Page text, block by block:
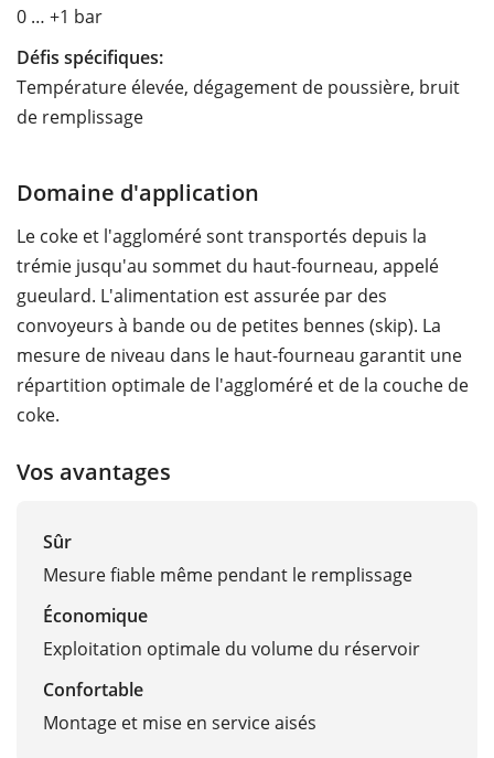
0 … +1 bar
Défis spécifiques:
Température élevée, dégagement de poussière, bruit
de remplissage
Domaine d'application
Le coke et l'aggloméré sont transportés depuis la
trémie jusqu'au sommet du haut-fourneau, appelé
gueulard. L'alimentation est assurée par des
convoyeurs à bande ou de petites bennes (skip). La
mesure de niveau dans le haut-fourneau garantit une
répartition optimale de l'aggloméré et de la couche de
coke.
Vos avantages
Sûr
Mesure fiable même pendant le remplissage
Économique
Exploitation optimale du volume du réservoir
Confortable
Montage et mise en service aisés